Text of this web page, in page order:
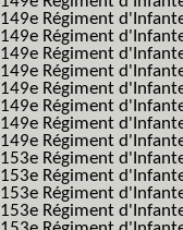
149e Régiment
149e Régiment
149e Régiment
149e Régiment
149e Régiment
149e Régiment
149e Régiment
149e Régiment
153e Régiment
153e Régiment
153e Régiment
153e Régiment